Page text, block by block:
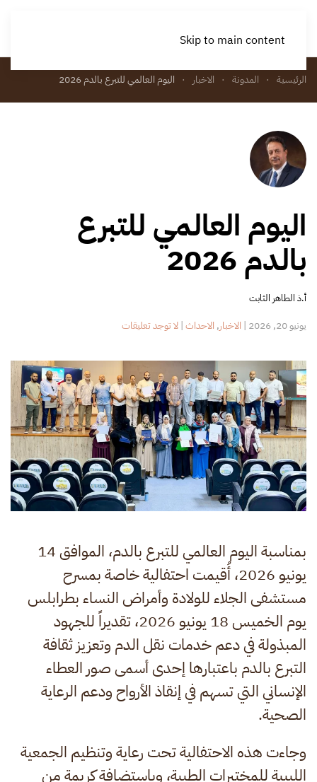
Skip to main content
الرئيسية المدونة الاخبار اليوم العالمي للتبرع بالدم 2026
اليوم العالمي للتبرع
بالدم 2026
أ.ذ الطاهر الثابت
يونيو 20, 2026 | الاخبار, الاحداث|لا توجد تعليقاتعلى
للتبرع
بالدم
2026
بمناسبة اليوم العالمي للتبرع بالدم، الموافق 14
يونيو 2026، أُقيمت احتفالية خاصة بمسرح
مستشفى الجلاء للولادة وأمراض النساء بطرابلس
يوم الخميس 18 يونيو 2026، تقديراً للجهود
المبذولة في دعم خدمات نقل الدم وتعزيز ثقافة
التبرع بالدم باعتبارها إحدى أسمى صور العطاء
الإنساني التي تسهم في إنقاذ الأرواح ودعم الرعاية
الصحية.
وجاءت هذه الاحتفالية تحت رعاية وتنظيم الجمعية
الليبية للمختبرات الطبية، وباستضافة كريمة من